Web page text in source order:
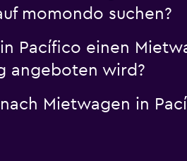
momondo suchen?
Pacífico einen
angeboten wird?
Mietwagen in